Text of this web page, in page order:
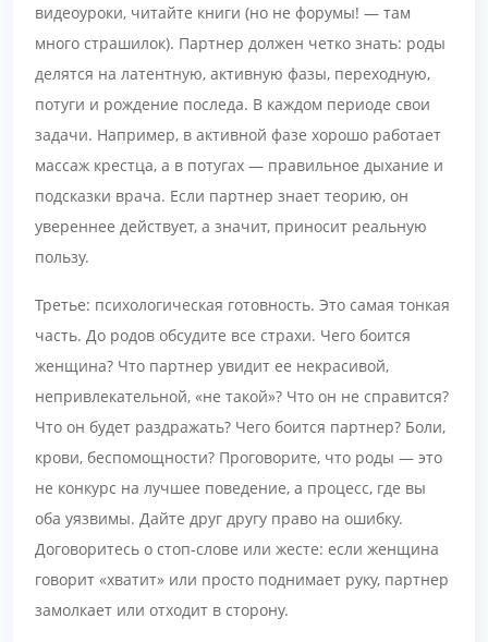
видеоуроки, читайте книги (но не форумы! — там
много страшилок). Партнер должен четко знать: роды
делятся на латентную, активную фазы, переходную,
потуги и рождение последа. В каждом периоде свои
задачи. Например, в активной фазе хорошо работает
массаж крестца, а в потугах — правильное дыхание и
подсказки врача. Если партнер знает теорию, он
увереннее действует, а значит, приносит реальную
пользу.
Третье: психологическая готовность. Это самая тонкая
часть. До родов обсудите все страхи. Чего боится
женщина? Что партнер увидит ее некрасивой,
непривлекательной, «не такой»? Что он не справится?
Что он будет раздражать? Чего боится партнер? Боли,
крови, беспомощности? Проговорите, что роды — это
не конкурс на лучшее поведение, а процесс, где вы
оба уязвимы. Дайте друг другу право на ошибку.
Договоритесь о стоп-слове или жесте: если женщина
говорит «хватит» или просто поднимает руку, партнер
замолкает или отходит в сторону.